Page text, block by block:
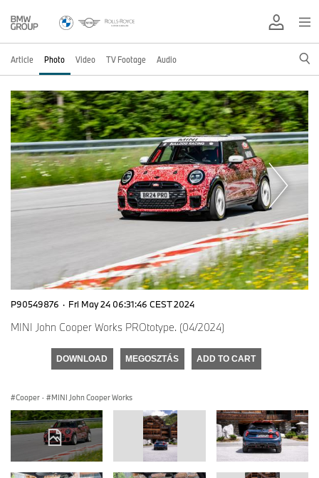
Article Photo Video TV Footage Audio
P90549876 · Fri May 24 06:31:46 CEST 2024
MINI John Cooper Works PROtotype. (04/2024)
DOWNLOAD MEGOSZTÁS ADD TO CART
Cooper · MINI John Cooper Works